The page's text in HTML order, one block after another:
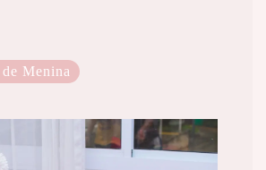
Menina